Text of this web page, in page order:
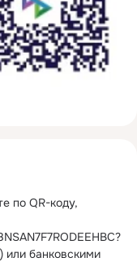
по QR-коду,
или банковскими